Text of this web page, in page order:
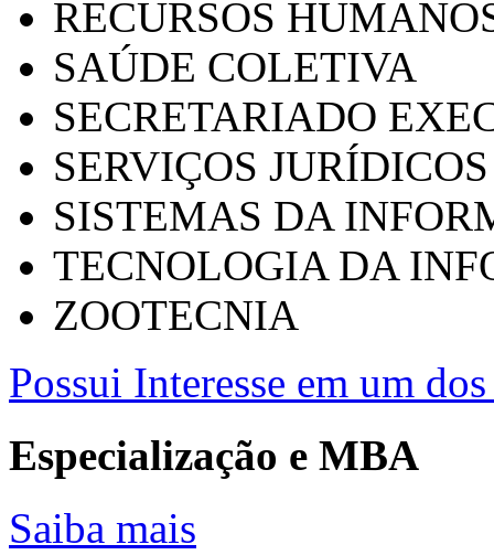
RECURSOS
SAÚDE COLETIVA
SECRETARIADO
SERVIÇOS
SISTEMAS DA
TECNOLOGIA DA
ZOOTECNIA
Possui Interesse em um
Especialização e MBA
Saiba mais